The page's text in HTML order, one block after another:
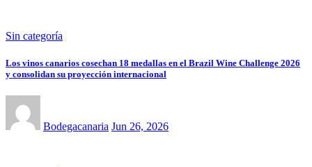
Sin categoría
Los vinos canarios cosechan 18 medallas en el Brazil Wine Challenge 2026
y consolidan su proyección internacional
Bodegacanaria Jun 26, 2026